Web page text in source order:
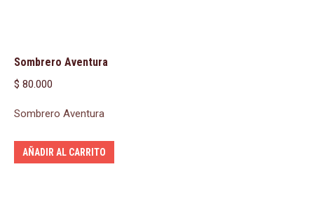
Sombrero Aventura
$ 80.000
Sombrero Aventura
AÑADIR AL CARRITO